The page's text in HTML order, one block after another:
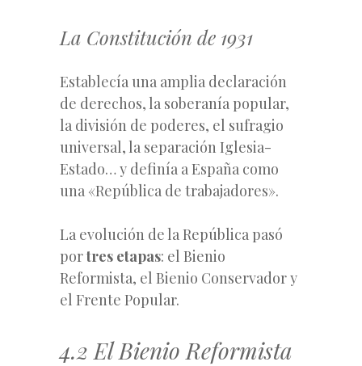
La Constitución de 1931
Establecía una amplia declaración
de derechos, la soberanía popular,
la división de poderes, el sufragio
universal, la separación Iglesia-
Estado… y definía a España como
una «República de trabajadores».
La evolución de la República pasó
portres etapas: el Bienio
Reformista, el Bienio Conservador y
el Frente Popular.
4.2 El Bienio Reformista